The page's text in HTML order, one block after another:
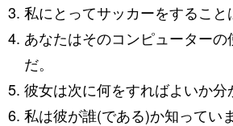
私にとってサッカーをすること
あなたはそのコンピューターの
だ。
彼女は次に何をすればよいか分
私は彼が誰(である)か知っていま